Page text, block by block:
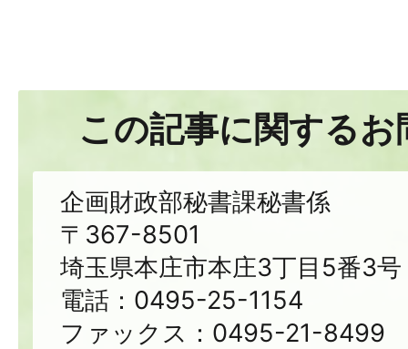
この記事に関する
企画財政部秘書課秘書係
〒367-8501
埼玉県本庄市本庄3丁目5番3号
電話：0495-25-1154
ファックス：0495-21-8499